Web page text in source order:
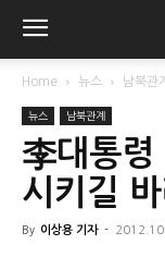
Home 뉴스 남북관계
뉴스 남북관계
李대통령
시키길 바
By 이상용 기자 -